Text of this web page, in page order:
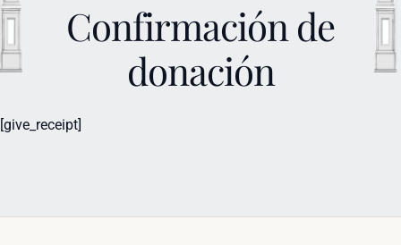
Confirmación de
donación
[give_receipt]